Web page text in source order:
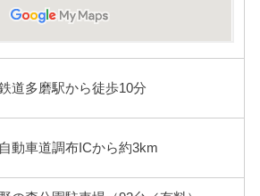
道多磨駅から徒歩10分
動車道調布ICから約3km